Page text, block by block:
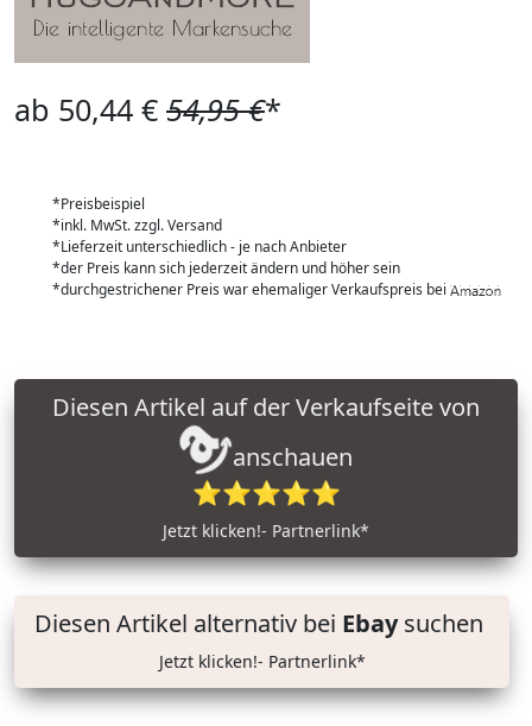
ab 50,44 € 54,95 €*
*Preisbeispiel
*inkl. MwSt. zzgl. Versand
*Lieferzeit unterschiedlich - je nach Anbieter
*der Preis kann sich jederzeit ändern und höher sein
*durchgestrichener Preis war ehemaliger Verkaufspreis bei
anschauen
⭐⭐⭐⭐⭐
Jetzt klicken!- Partnerlink*
Diesen Artikel alternativ bei Ebaysuchen
Jetzt klicken!- Partnerlink*